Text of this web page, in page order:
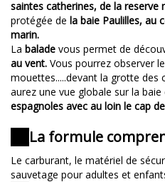
saintes catherines, de la reserve
protégée de la baie Paulilles, au
marin.
La balade vous permet de
au vent. Vous pourrez observer
mouettes.....devant la grotte des
aurez une vue globale sur la baie
espagnoles avec au loin le cap
La formule
Le carburant, le matériel de
sauvetage pour adultes et